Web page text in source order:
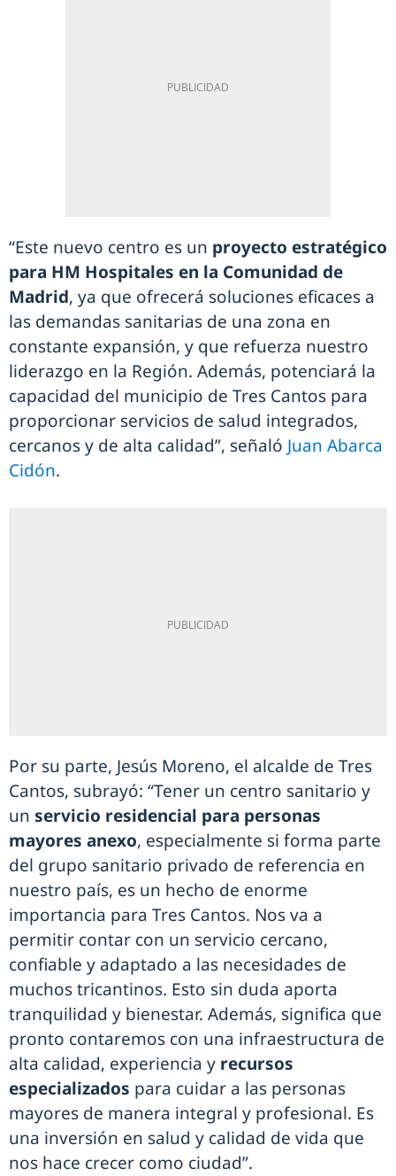
“Este nuevo centro es un proyecto estratégico
para HM Hospitales en la Comunidad de
Madrid, ya que ofrecerá soluciones eficaces a
las demandas sanitarias de una zona en
constante expansión, y que refuerza nuestro
liderazgo en la Región. Además, potenciará la
capacidad del municipio de Tres Cantos para
proporcionar servicios de salud integrados,
cercanos y de alta calidad”, señaló Juan Abarca
Cidón.
Por su parte, Jesús Moreno, el alcalde de Tres
Cantos, subrayó: “Tener un centro sanitario y
un servicio residencial para personas
mayores anexo, especialmente si forma parte
del grupo sanitario privado de referencia en
nuestro país, es un hecho de enorme
importancia para Tres Cantos. Nos va a
permitir contar con un servicio cercano,
confiable y adaptado a las necesidades de
muchos tricantinos. Esto sin duda aporta
tranquilidad y bienestar. Además, significa que
pronto contaremos con una infraestructura de
alta calidad, experiencia y recursos
especializados para cuidar a las personas
mayores de manera integral y profesional. Es
una inversión en salud y calidad de vida que
nos hace crecer como ciudad”.